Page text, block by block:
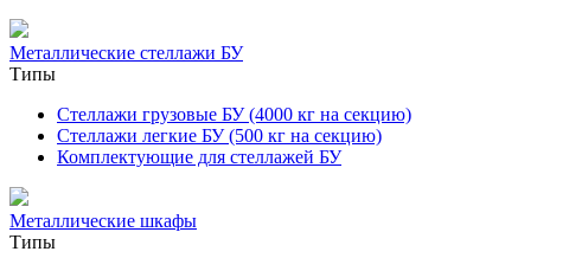
Металлические стеллажи БУ
Типы
Стеллажи грузовые БУ (4000 кг на секцию)
Стеллажи легкие БУ (500 кг на секцию)
Комплектующие для стеллажей БУ
Металлические шкафы
Типы